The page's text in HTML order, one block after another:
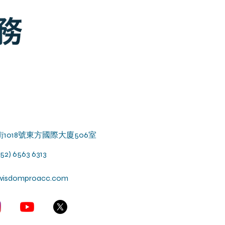
號東方國際大廈506室
6563 6313